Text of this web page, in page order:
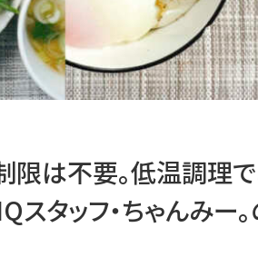
限は不要。低温調理
タッフ・ちゃんみー